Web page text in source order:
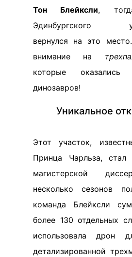
Тон Блейксли,
Эдинбургского
вернулся на это
внимание на
которые оказались
динозавров!
Уникальное
Этот участок,
Принца Чарльза, стал
магистерской
несколько сезонов
команда Блейксли
более 130 отдельных
использовала дрон
детализированной